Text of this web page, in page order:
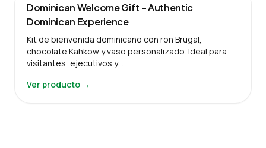
Dominican Welcome Gift – Authentic
Dominican Experience
Kit de bienvenida dominicano con ron Brugal,
chocolate Kahkow y vaso personalizado. Ideal para
visitantes, ejecutivos y…
Ver producto →